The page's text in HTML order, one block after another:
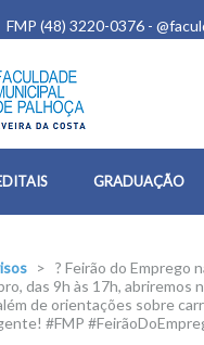
FMP (48) 3220-0376 -
GRADUAÇÃO
> ? Feirão do Emprego
das 9h às 17h,
de orientações sobre
#FMP